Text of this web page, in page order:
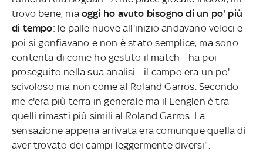
trovo bene, ma oggi ho avuto bisogno di un po' più
di tempo: le palle nuove all'inizio andavano veloci e
poi si gonfiavano e non è stato semplice, ma sono
contenta di come ho gestito il match - ha poi
proseguito nella sua analisi - il campo era un po'
scivoloso ma non come al Roland Garros. Secondo
me c'era più terra in generale ma il Lenglen è tra
quelli rimasti più simili al Roland Garros. La
sensazione appena arrivata era comunque quella di
aver trovato dei campi leggermente diversi".